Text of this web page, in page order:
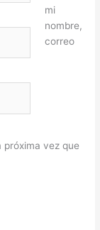
mi
nombre,
correo
vez que